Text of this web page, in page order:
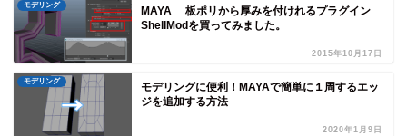
モデリング
MAYA 板ポリから厚みを付けれるプラグイン
ShellModを買ってみました。
2015年10月17日
モデリング
モデリングに便利！MAYAで簡単に１周するエッ
ジを追加する方法
2020年1月9日